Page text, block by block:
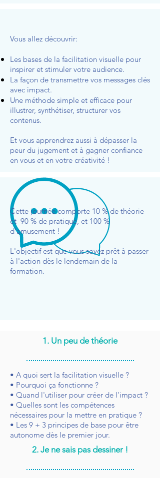
Vous allez découvrir:
Les bases de la facilitation visuelle pour
inspirer et stimuler votre audience.
La façon de transmettre vos messages clés
avec impact.
Une méthode simple et efficace pour
illustrer, synthétiser, structurer vos
contenus.
Et vous apprendrez aussi à dépasser la
peur du jugement et à gagner confiance
en vous et en votre créativité !
Cette journée comporte 10 % de théorie
et 90 % de pratique, et 100 %
d'amusement !
L'objectif est que vous soyez prêt à passer
à l'action dès le lendemain de la
formation.
1. Un peu de théorie
• A quoi sert la facilitation visuelle ?
• Pourquoi ça fonctionne ?
• Quand l'utiliser pour créer de l'impact ?
• Quelles sont les compétences
nécessaires pour la mettre en pratique ?
• Les 9 + 3 principes de base pour être
autonome dès le premier jour.
2. Je ne sais pas dessiner !